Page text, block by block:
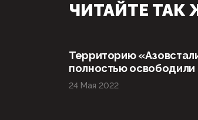
ЧИТАЙТЕ ТАК
Территорию
полностью освободили
24 Мая 2022